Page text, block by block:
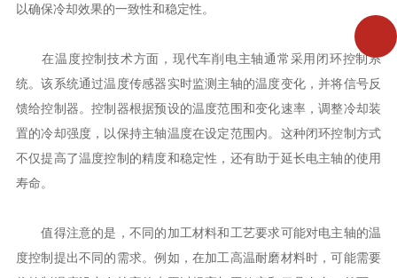
以确保冷却效果的一致性和稳定性。
在温度控制技术方面，现代车削电主轴通常采用闭环控制系
统。该系统通过温度传感器实时监测主轴的温度变化，并将信号反
馈给控制器。控制器根据预设的温度范围和变化速率，调整冷却装
置的冷却强度，以保持主轴温度在设定范围内。这种闭环控制方式
不仅提高了温度控制的精度和稳定性，还有助于延长电主轴的使用
寿命。
值得注意的是，不同的加工材料和工艺要求可能对电主轴的温
度控制提出不同的需求。例如，在加工高温耐磨材料时，可能需要